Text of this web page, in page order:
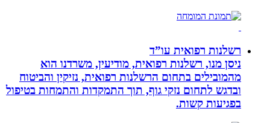
רשלנות רפואית עו”ד
ניסן מנו, רשלנות רפואית, מודיעין, משרדנו הוא
מהמובילים בתחום הרשלנות רפואית, נזיקין והביטוח
ובדגש לתחום נזקי גוף, תוך התמקדות והתמחות בטיפול
בפגיעות קשות.